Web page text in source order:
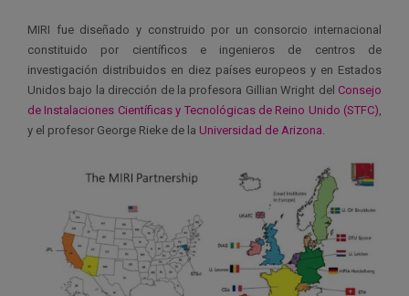
MIRI fue diseñado y construido por un consorcio internacional
constituido por científicos e ingenieros de centros de
investigación distribuidos en diez países europeos y en Estados
Unidos bajo la dirección de la profesora Gillian Wright del Consejo
de Instalaciones Científicas y Tecnológicas de Reino Unido (STFC),
y el profesor George Rieke de la Universidad de Arizona.